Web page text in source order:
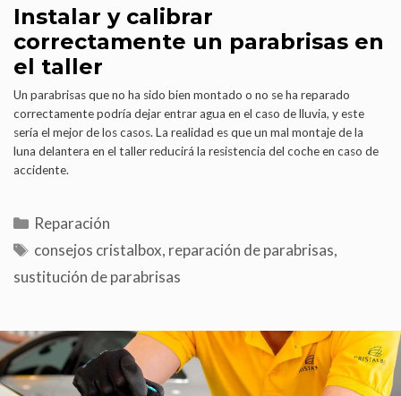
Instalar y calibrar
correctamente un parabrisas en
el taller
Un parabrisas que no ha sido bien montado o no se ha reparado
correctamente podría dejar entrar agua en el caso de lluvia, y este
sería el mejor de los casos. La realidad es que un mal montaje de la
luna delantera en el taller reducirá la resistencia del coche en caso de
accidente.
Reparación
consejos cristalbox, reparación de parabrisas,
sustitución de parabrisas